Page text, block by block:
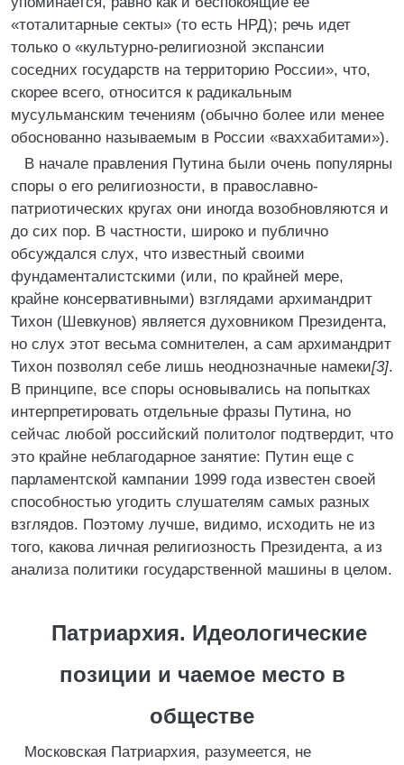
«тоталитарные секты» (то есть НРД); речь идет
только о «культурно-религиозной экспансии
соседних государств на территорию России», что,
скорее всего, относится к радикальным
мусульманским течениям (обычно более или менее
обоснованно называемым в России «ваххабитами»).
В начале правления Путина были очень популярны
споры о его религиозности, в православно-
патриотических кругах они иногда возобновляются и
до сих пор. В частности, широко и публично
обсуждался слух, что известный своими
фундаменталистскими (или, по крайней мере,
крайне консервативными) взглядами архимандрит
Тихон (Шевкунов) является духовником Президента,
но слух этот весьма сомнителен, а сам архимандрит
Тихон позволял себе лишь неоднозначные намеки[3].
В принципе, все споры основывались на попытках
интерпретировать отдельные фразы Путина, но
сейчас любой российский политолог подтвердит, что
это крайне неблагодарное занятие: Путин еще с
парламентской кампании 1999 года известен своей
способностью угодить слушателям самых разных
взглядов. Поэтому лучше, видимо, исходить не из
того, какова личная религиозность Президента, а из
анализа политики государственной машины в целом.
Патриархия. Идеологические
позиции и чаемое место в
обществе
Московская Патриархия, разумеется, не